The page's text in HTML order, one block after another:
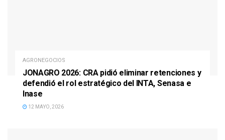
AGRONEGOCIOS
JONAGRO 2026: CRA pidió eliminar retenciones y
defendió el rol estratégico del INTA, Senasa e
Inase
12 MAYO, 2026